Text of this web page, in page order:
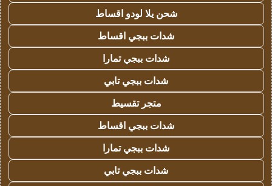
شحن يلا لودو اقساط
شدات ببجي اقساط
شدات ببجي تمارا
شدات ببجي تابي
متجر تقسيط
شدات ببجي اقساط
شدات ببجي تمارا
شدات ببجي تابي